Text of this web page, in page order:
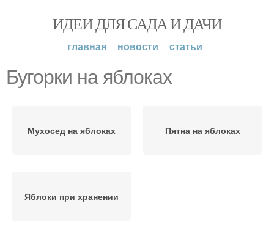
ИДЕИ ДЛЯ САДА И ДАЧИ
главная новости статьи
Бугорки на яблоках
Мухосед на яблоках Пятна на яблоках
Яблоки при хранении